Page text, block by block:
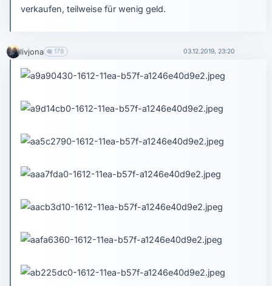
verkaufen, teilweise für wenig geld.
livjona 178 03.12.2019, 23:20